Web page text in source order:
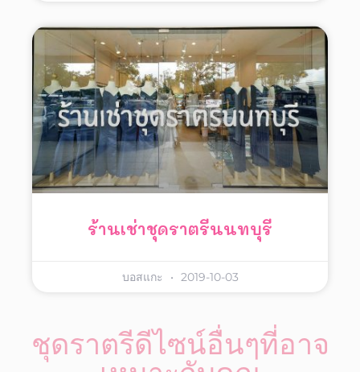
ร้านเช่าชุดราตรีนนทบุรี
บอสแกะ 2019-10-03
ชุดราตรีดีไซน์อื่นๆที่อาจ